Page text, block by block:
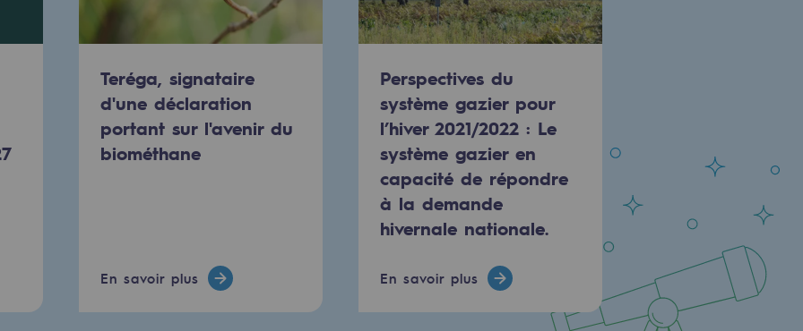
environnementale
Teréga, signataire
d'une déclaration
portant sur l'avenir du
biométhane
En savoir plus
Perspectives du
système gazier pour
l’hiver 2021/2022 : Le
système gazier en
capacité de répondre
à la demande
hivernale nationale.
En savoir plus